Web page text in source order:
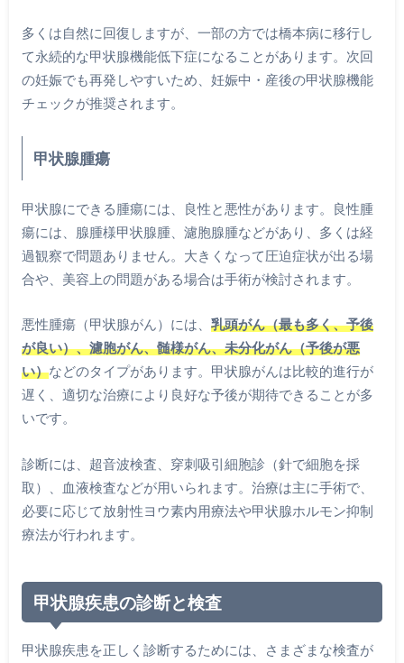
多くは自然に回復しますが、一部の方では橋本病に移行し
て永続的な甲状腺機能低下症になることがあります。次回
の妊娠でも再発しやすいため、妊娠中・産後の甲状腺機能
チェックが推奨されます。
甲状腺腫瘍
甲状腺にできる腫瘍には、良性と悪性があります。良性腫
瘍には、腺腫様甲状腺腫、濾胞腺腫などがあり、多くは経
過観察で問題ありません。大きくなって圧迫症状が出る場
合や、美容上の問題がある場合は手術が検討されます。
悪性腫瘍（甲状腺がん）には、 乳頭がん（最も多く、予後
が良い）、濾胞がん、髄様がん、未分化がん（予後が悪
い）などのタイプがあります。甲状腺がんは比較的進行が
遅く、適切な治療により良好な予後が期待できることが多
いです。
診断には、超音波検査、穿刺吸引細胞診（針で細胞を採
取）、血液検査などが用いられます。治療は主に手術で、
必要に応じて放射性ヨウ素内用療法や甲状腺ホルモン抑制
療法が行われます。
甲状腺疾患の診断と検査
甲状腺疾患を正しく診断するためには、さまざまな検査が